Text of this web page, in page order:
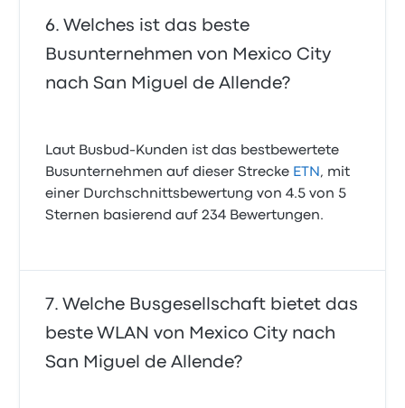
Welches ist das beste
Busunternehmen von Mexico City
nach San Miguel de Allende?
Laut Busbud-Kunden ist das bestbewertete
Busunternehmen auf dieser Strecke ETN , mit
einer Durchschnittsbewertung von 4.5 von 5
Sternen basierend auf 234 Bewertungen.
Welche Busgesellschaft bietet das
beste WLAN von Mexico City nach
San Miguel de Allende?